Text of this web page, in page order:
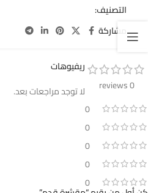
التصنيف:
مشاركة
0 reviews
0
0
0
0
0
ريفيوهات
لا توجد مراجعات بعد.